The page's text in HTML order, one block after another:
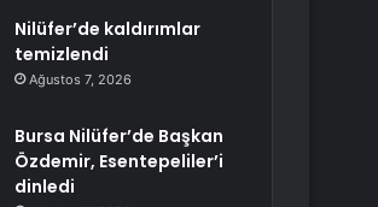
Nilüfer’de kaldırımlar
temizlendi
Ağustos 7, 2026
Bursa Nilüfer’de Başkan
Özdemir, Esentepeliler’i
dinledi